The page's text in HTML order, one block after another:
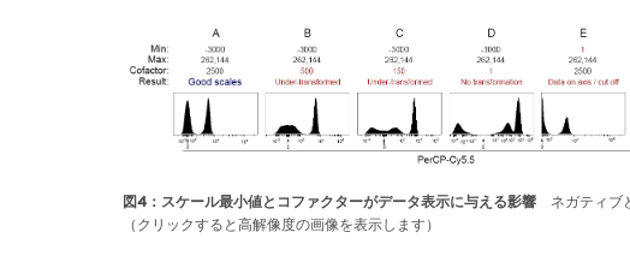
図4：スケール最小値とコファクターがデータ表示に与える影響 ネガティブ
（クリックすると高解像度の画像を表示します）